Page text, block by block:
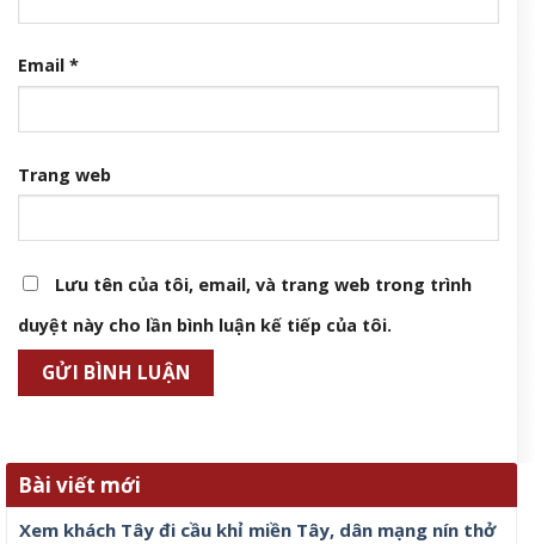
Email *
Trang web
Lưu tên của tôi, email, và trang web trong trình
duyệt này cho lần bình luận kế tiếp của tôi.
Bài viết mới
Xem khách Tây đi cầu khỉ miền Tây, dân mạng nín thở